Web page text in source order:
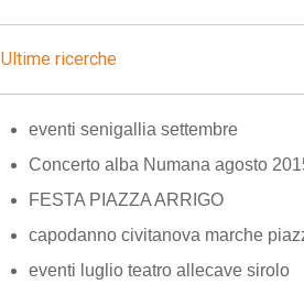
Ultime ricerche
eventi senigallia settembre
Concerto alba Numana agosto
FESTA PIAZZA ARRIGO
capodanno civitanova marche
eventi luglio teatro allecave sirolo